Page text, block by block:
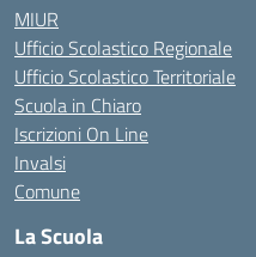
MIUR
Ufficio Scolastico Regionale
Ufficio Scolastico Territoriale
Scuola in Chiaro
Iscrizioni On Line
Invalsi
Comune
La Scuola